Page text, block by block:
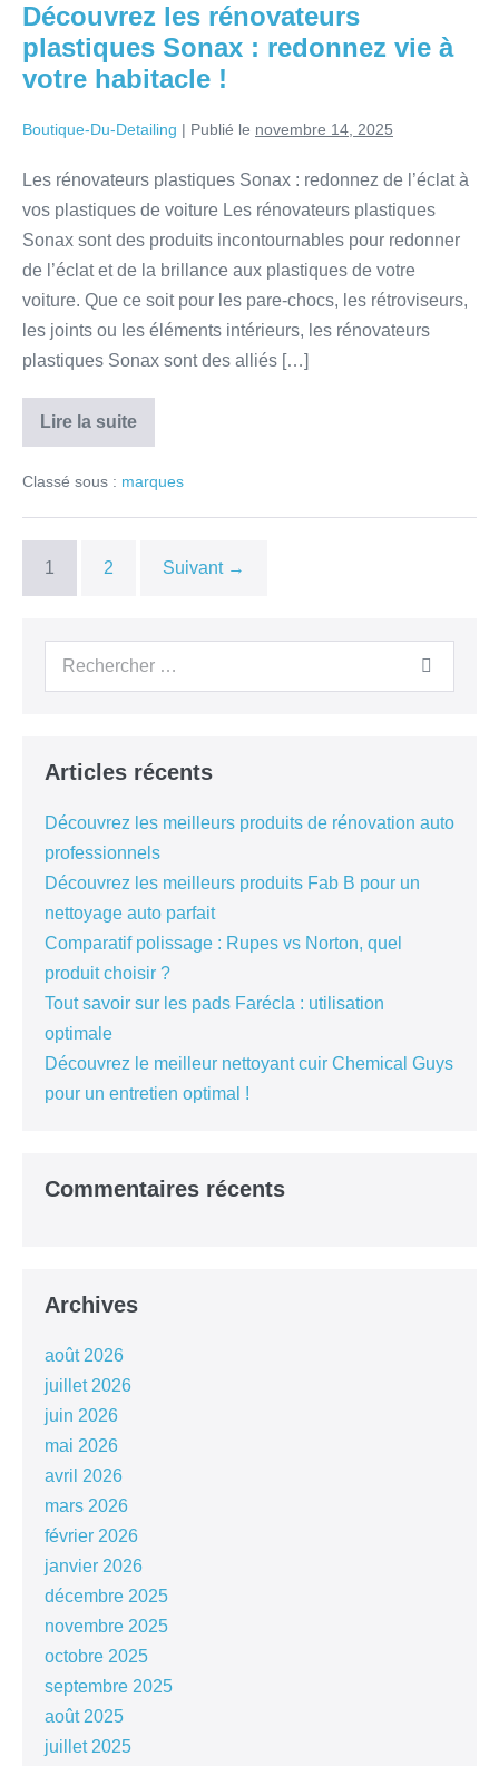
Découvrez les rénovateurs
plastiques Sonax : redonnez vie à
votre habitacle !
Boutique-Du-Detailing | Publié le novembre 14, 2025
Les rénovateurs plastiques Sonax : redonnez de l’éclat à
vos plastiques de voiture Les rénovateurs plastiques
Sonax sont des produits incontournables pour redonner
de l’éclat et de la brillance aux plastiques de votre
voiture. Que ce soit pour les pare-chocs, les rétroviseurs,
les joints ou les éléments intérieurs, les rénovateurs
plastiques Sonax sont des alliés […]
Lire la suite
Classé sous : marques
1 2 Suivant →
Articles récents
Découvrez les meilleurs produits de rénovation auto
professionnels
Découvrez les meilleurs produits Fab B pour un
nettoyage auto parfait
Comparatif polissage : Rupes vs Norton, quel
produit choisir ?
Tout savoir sur les pads Farécla : utilisation
optimale
Découvrez le meilleur nettoyant cuir Chemical Guys
pour un entretien optimal !
Commentaires récents
Archives
août 2026
juillet 2026
juin 2026
mai 2026
avril 2026
mars 2026
février 2026
janvier 2026
décembre 2025
novembre 2025
octobre 2025
septembre 2025
août 2025
juillet 2025